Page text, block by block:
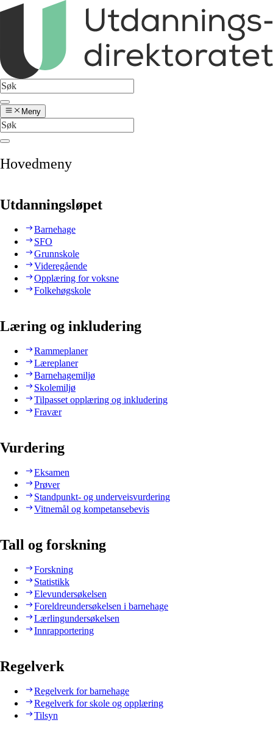
Meny
Hovedmeny
Utdanningsløpet
Barnehage
SFO
Grunnskole
Videregående
Opplæring for voksne
Folkehøgskole
Læring og inkludering
Rammeplaner
Læreplaner
Barnehagemiljø
Skolemiljø
Tilpasset opplæring og inkludering
Fravær
Vurdering
Eksamen
Prøver
Standpunkt- og underveisvurdering
Vitnemål og kompetansebevis
Tall og forskning
Forskning
Statistikk
Elevundersøkelsen
Foreldreundersøkelsen i barnehage
Lærlingundersøkelsen
Innrapportering
Regelverk
Regelverk for barnehage
Regelverk for skole og opplæring
Tilsyn